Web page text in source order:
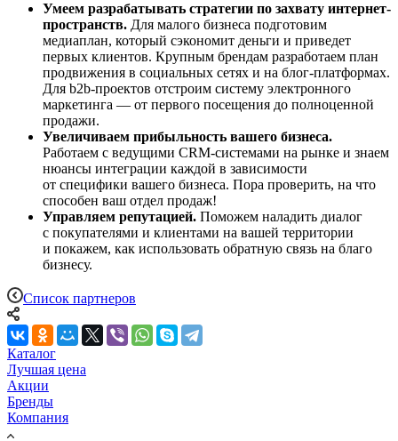
Умеем разрабатывать стратегии по захвату интернет-
пространств. Для малого бизнеса подготовим
медиаплан, который сэкономит деньги и приведет
первых клиентов. Крупным брендам разработаем план
продвижения в социальных сетях и на блог-платформах.
Для b2b-проектов отстроим систему электронного
маркетинга — от первого посещения до полноценной
продажи.
Увеличиваем прибыльность вашего бизнеса.
Работаем с ведущими CRM-системами на рынке и знаем
нюансы интеграции каждой в зависимости
от специфики вашего бизнеса. Пора проверить, на что
способен ваш отдел продаж!
Управляем репутацией. Поможем наладить диалог
с покупателями и клиентами на вашей территории
и покажем, как использовать обратную связь на благо
бизнесу.
Список партнеров
Каталог
Лучшая цена
Акции
Бренды
Компания